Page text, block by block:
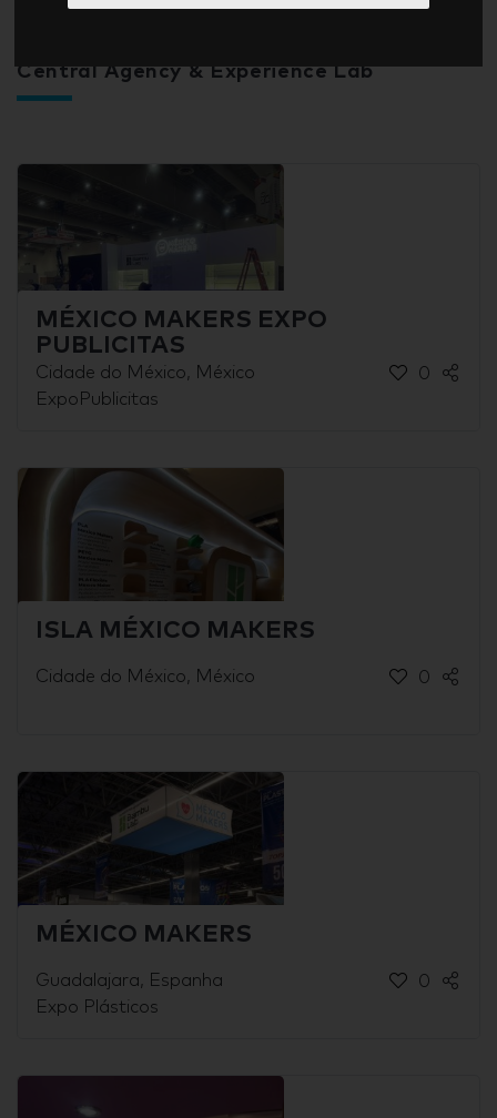
Central Agency & Experience Lab
MÉXICO MAKERS EXPO
PUBLICITAS
Cidade do México, México
ExpoPublicitas
0
ISLA MÉXICO MAKERS
Cidade do México, México 0
MÉXICO MAKERS
Guadalajara, Espanha
Expo Plásticos
0